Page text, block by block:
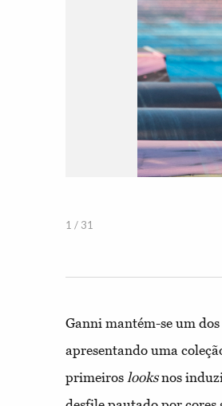
1 / 31
Ganni mantém-se um dos
apresentando uma
primeiros looksnos